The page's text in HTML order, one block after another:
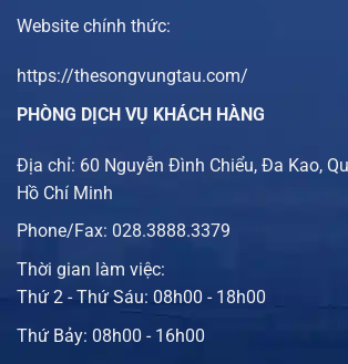
Website chính thức:
https://thesongvungtau.com/
PHÒNG DỊCH VỤ KHÁCH HÀNG
Địa chỉ: 60 Nguyễn Đình Chiểu, Đa Kao,
Hồ Chí Minh
Phone/Fax: 028.3888.3379
Thời gian làm việc:
Thứ 2 - Thứ Sáu: 08h00 - 18h00
Thứ Bảy: 08h00 - 16h00